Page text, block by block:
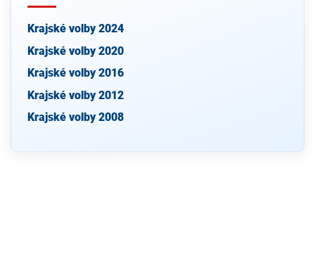
Krajské volby 2024
Krajské volby 2020
Krajské volby 2016
Krajské volby 2012
Krajské volby 2008